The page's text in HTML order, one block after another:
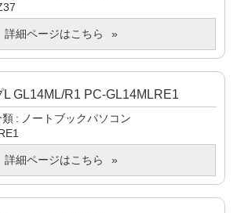
詳細ページはこちら
L GL14ML/R1 PC-GL14MLRE1
類
ノートブックパソコン
詳細ページはこちら